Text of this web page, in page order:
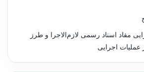
مفاد اسناد رسمی لازم‌الاجرا و طرز
اجرایی